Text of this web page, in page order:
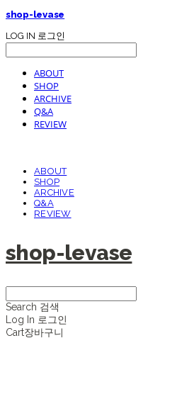
shop-levase
LOG IN 로그인
ABOUT
SHOP
ARCHIVE
Q&A
REVIEW
ABOUT
SHOP
ARCHIVE
Q&A
REVIEW
shop-levase
Search 검색
Log In 로그인
Cart장바구니